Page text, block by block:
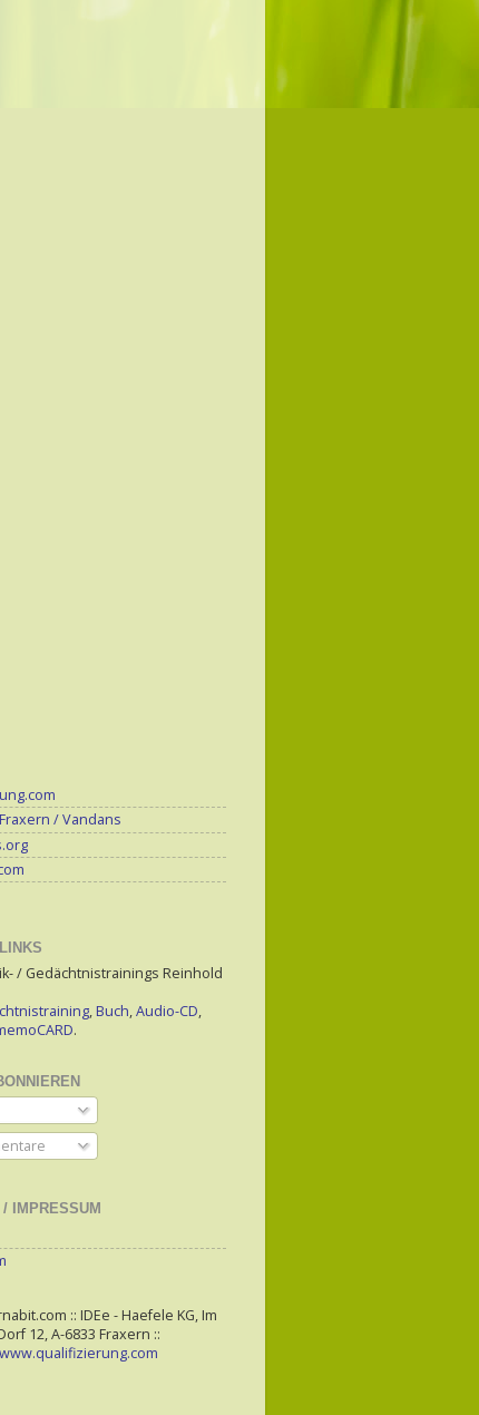
/ Vandans
/ Gedächtnistrainings Reinhold
, Buch,Audio-CD,
.
/ IMPRESSUM
:: IDEe - Haefele KG, Im
12, A-6833 Fraxern ::
www.qualifizierung.com